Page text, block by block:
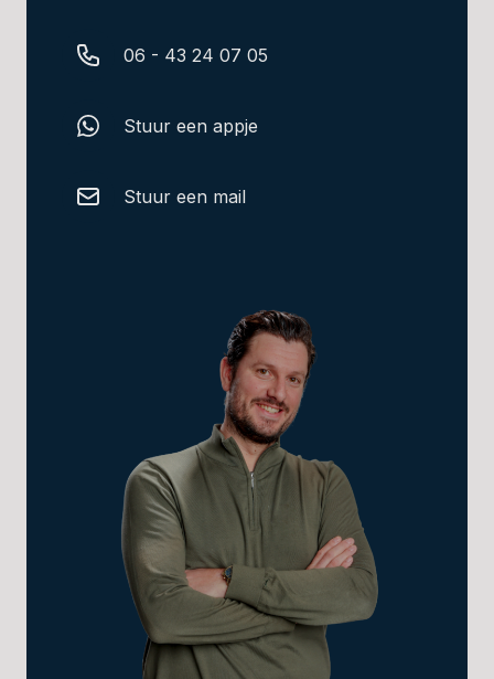
06 - 43 24 07 05
Stuur een appje
Stuur een mail